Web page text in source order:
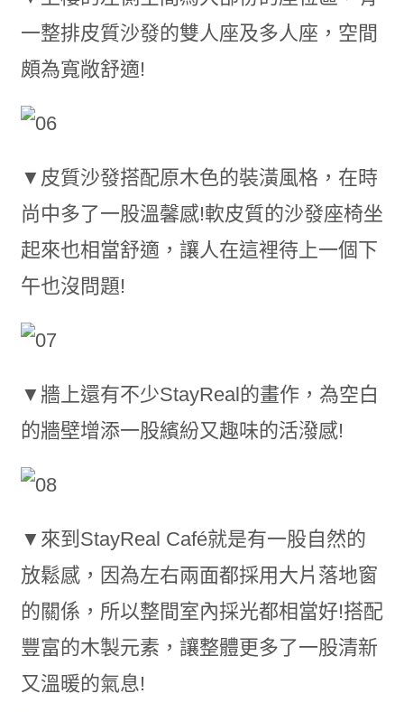
一整排皮質沙發的雙人座及多人座，空間
頗為寬敞舒適!
▼皮質沙發搭配原木色的裝潢風格，在時
尚中多了一股溫馨感!軟皮質的沙發座椅坐
起來也相當舒適，讓人在這裡待上一個下
午也沒問題!
▼牆上還有不少StayReal的畫作，為空白
的牆壁增添一股繽紛又趣味的活潑感!
▼來到StayReal Café就是有一股自然的
放鬆感，因為左右兩面都採用大片落地窗
的關係，所以整間室內採光都相當好!搭配
豐富的木製元素，讓整體更多了一股清新
又溫暖的氣息!